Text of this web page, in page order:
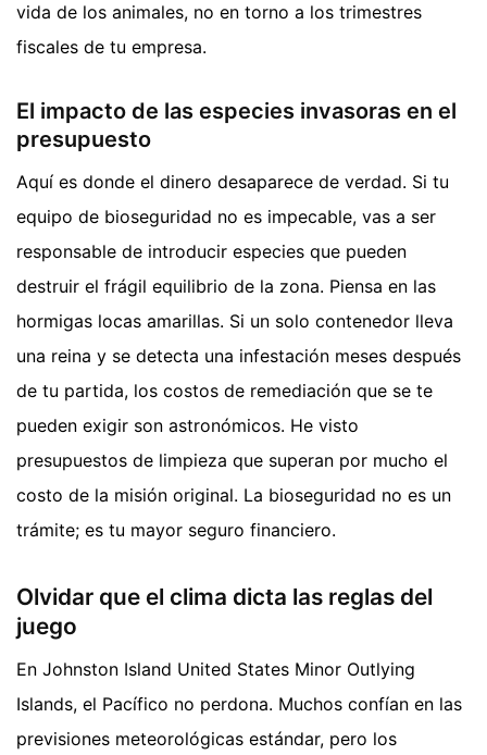
vida de los animales, no en torno a los trimestres
fiscales de tu empresa.
El impacto de las especies invasoras en el
presupuesto
Aquí es donde el dinero desaparece de verdad. Si tu
equipo de bioseguridad no es impecable, vas a ser
responsable de introducir especies que pueden
destruir el frágil equilibrio de la zona. Piensa en las
hormigas locas amarillas. Si un solo contenedor lleva
una reina y se detecta una infestación meses después
de tu partida, los costos de remediación que se te
pueden exigir son astronómicos. He visto
presupuestos de limpieza que superan por mucho el
costo de la misión original. La bioseguridad no es un
trámite; es tu mayor seguro financiero.
Olvidar que el clima dicta las reglas del
juego
En Johnston Island United States Minor Outlying
Islands, el Pacífico no perdona. Muchos confían en las
previsiones meteorológicas estándar, pero los